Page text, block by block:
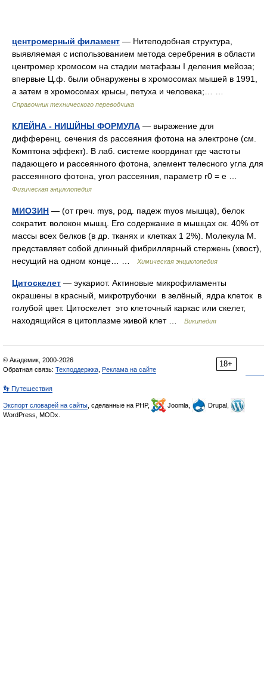
центромерный филамент — Нитеподобная структура,
выявляемая с использованием метода серебрения в области
центромер хромосом на стадии метафазы I деления мейоза;
впервые Ц.ф. были обнаружены в хромосомах мышей в 1991,
а затем в хромосомах крысы, петуха и человека;… …
Справочник технического переводчика
КЛЕЙНА - НИШЙНЫ ФОРМУЛА — выражение для
дифференц. сечения ds рассеяния фотона на электроне (см.
Комптона эффект). В лаб. системе координат где частоты
падающего и рассеянного фотона, элемент телесного угла для
рассеянного фотона, угол рассеяния, параметр r0 = e …
Физическая энциклопедия
МИОЗИН — (от греч. mys, род. падеж myos мышца), белок
сократит. волокон мышц. Его содержание в мышцах ок. 40% от
массы всех белков (в др. тканях и клетках 1 2%). Молекула М.
представляет собой длинный фибриллярный стержень (хвост),
несущий на одном конце… …
Химическая энциклопедия
Цитоскелет — эукариот. Актиновые микрофиламенты
окрашены в красный, микротрубочки в зелёный, ядра клеток в
голубой цвет. Цитоскелет это клеточный каркас или скелет,
находящийся в цитоплазме живой клет …
Википедия
18+
© Академик, 2000-2026
Обратная связь: Техподдержка Реклама на сайте
👣 Путешествия
Экспорт словарей на сайты , сделанные на PHP, Joomla,
Drupal,
WordPress, MODx.